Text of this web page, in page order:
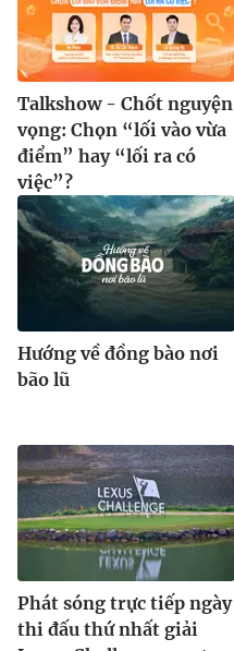
Talkshow - Chốt nguyện
vọng: Chọn “lối vào vừa
điểm” hay “lối ra có
việc”?
Hướng về đồng bào nơi
bão lũ
Phát sóng trực tiếp ngày
thi đấu thứ nhất giải